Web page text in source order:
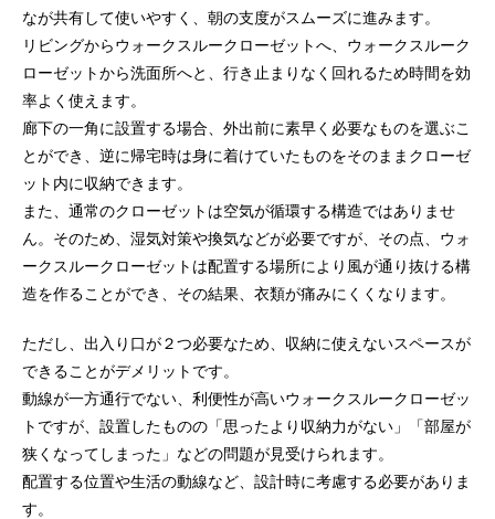
なが共有して使いやすく、朝の支度がスムーズに進みます。
リビングからウォークスルークローゼットへ、ウォークスルーク
ローゼットから洗面所へと、行き止まりなく回れるため時間を効
率よく使えます。
廊下の一角に設置する場合、外出前に素早く必要なものを選ぶこ
とができ、逆に帰宅時は身に着けていたものをそのままクローゼ
ット内に収納できます。
また、通常のクローゼットは空気が循環する構造ではありませ
ん。そのため、湿気対策や換気などが必要ですが、その点、ウォ
ークスルークローゼットは配置する場所により風が通り抜ける構
造を作ることができ、その結果、衣類が痛みにくくなります。
ただし、出入り口が２つ必要なため、収納に使えないスペースが
できることがデメリットです。
動線が一方通行でない、利便性が高いウォークスルークローゼッ
トですが、設置したものの「思ったより収納力がない」「部屋が
狭くなってしまった」などの問題が見受けられます。
配置する位置や生活の動線など、設計時に考慮する必要がありま
す。